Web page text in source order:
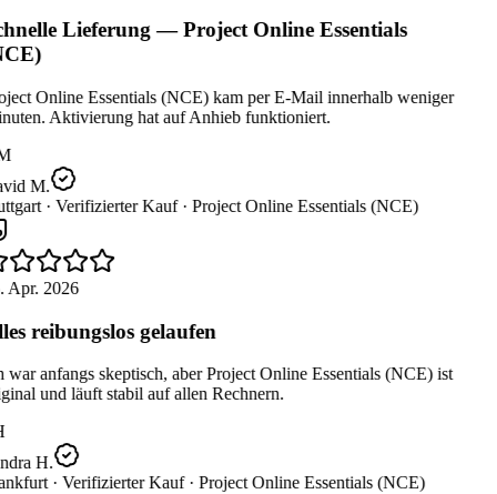
Lieferung — Project Online Essentials
Online Essentials (NCE) kam per E-Mail innerhalb weniger
Aktivierung hat auf Anhieb funktioniert.
M.
· Verifizierter Kauf · Project Online Essentials (NCE)
Apr. 2026
reibungslos gelaufen
war anfangs skeptisch, aber Project Online Essentials (NCE) ist
und läuft stabil auf allen Rechnern.
H.
· Verifizierter Kauf · Project Online Essentials (NCE)